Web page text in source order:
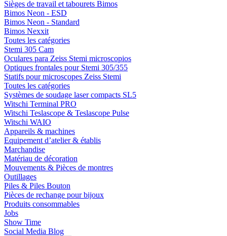
Sièges de travail et tabourets Bimos
Bimos Neon - ESD
Bimos Neon - Standard
Bimos Nexxit
Toutes les catégories
Stemi 305 Cam
Oculares para Zeiss Stemi microscopios
Optiques frontales pour Stemi 305/355
Statifs pour microscopes Zeiss Stemi
Toutes les catégories
Systèmes de soudage laser compacts SL5
Witschi Terminal PRO
Witschi Teslascope & Teslascope Pulse
Witschi WAIO
Appareils & machines
Equipement d’atelier & établis
Marchandise
Matériau de décoration
Mouvements & Pièces de montres
Outillages
Piles & Piles Bouton
Pièces de rechange pour bijoux
Produits consommables
Jobs
Show Time
Social Media Blog